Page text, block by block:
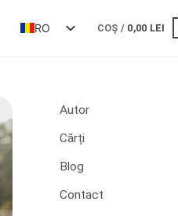
RO COȘ / 0,00 LEI
Autor
Cărți
Blog
Contact